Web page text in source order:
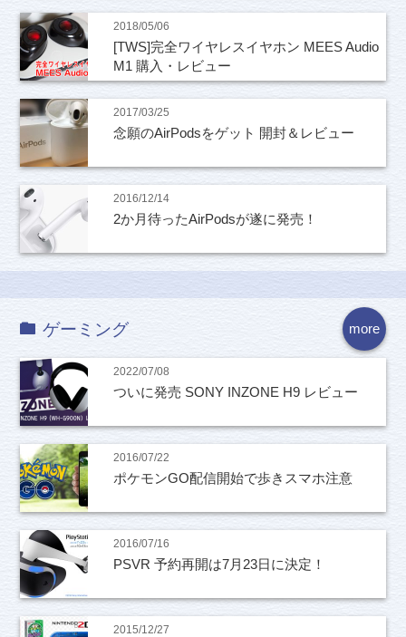
2018/05/06
[TWS]完全ワイヤレスイヤホン MEES Audio
M1 購入・レビュー
2017/03/25
念願のAirPodsをゲット 開封＆レビュー
2016/12/14
2か月待ったAirPodsが遂に発売！
more
ゲーミング
2022/07/08
ついに発売 SONY INZONE H9 レビュー
2016/07/22
ポケモンGO配信開始で歩きスマホ注意
2016/07/16
PSVR 予約再開は7月23日に決定！
2015/12/27